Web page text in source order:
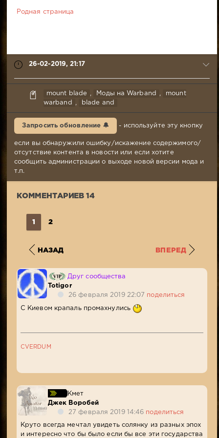
Родная страница
26-02-2019, 21:17
Дима
Гончар
26-
21:17
Комментариев:
14
mount blade , Моды на Warband ,
mount
warband
, blade and
Запросить обновление 🔔 - используйте эту кнопку
если вы обнаружили ошибку/искажение содержимого/
отсутствие контента в новости или если хотите
сообщить администрации о выходе новой версии мода и
т.п.
КОММЕНТАРИЕВ 14
1 2
НАЗАД ВПЕРЕД
Друг сообщества
Totigor
26 февраля 2019 22:07 поделиться
С Киевом крапаль промахнулись
CVERDUM
Кмет
Джек Воробей
27 февраля 2019 14:46 поделиться
Круто всегда мечтал увидеть солянку из разных эпох
и интересно что бы было если бы все эти государства